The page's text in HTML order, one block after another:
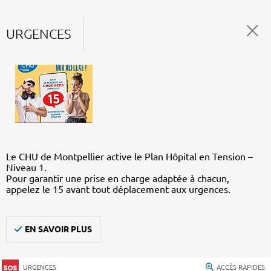
URGENCES
Le CHU de Montpellier active le Plan Hôpital en Tension –
Niveau 1.
Pour garantir une prise en charge adaptée à chacun,
appelez le 15 avant tout déplacement aux urgences.
EN SAVOIR PLUS
URGENCES ACCÈS RAPIDES